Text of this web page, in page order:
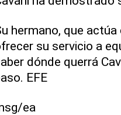
hermano, que
su servicio a
dónde querrá
EFE
ea